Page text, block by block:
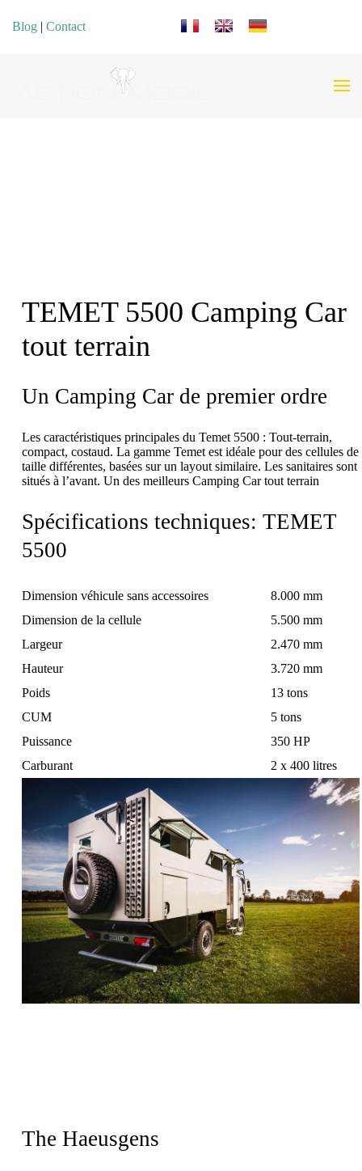
Blog | Contact Sélectionnez votre langue
TEMET 5500 Camping Car
tout terrain
Un Camping Car de premier ordre
Les caractéristiques principales du Temet 5500 : Tout-terrain,
compact, costaud. La gamme Temet est idéale pour des cellules de
taille différentes, basées sur un layout similaire. Les sanitaires sont
situés à l’avant. Un des meilleurs Camping Car tout terrain
Spécifications techniques: TEMET
5500
Dimension véhicule sans accessoires
8.000 mm
Dimension de la cellule
5.500 mm
Largeur
2.470 mm
Hauteur
3.720 mm
Poids
13 tons
CUM
5 tons
Puissance
350 HP
Carburant
2 x 400 litres
The Haeusgens